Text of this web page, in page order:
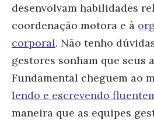
desenvolvam habilidades
coordenação motora e à
corporal. Não tenho
gestores sonham que seus
Fundamental cheguem ao
lendo e escrevendo
maneira que as equipes